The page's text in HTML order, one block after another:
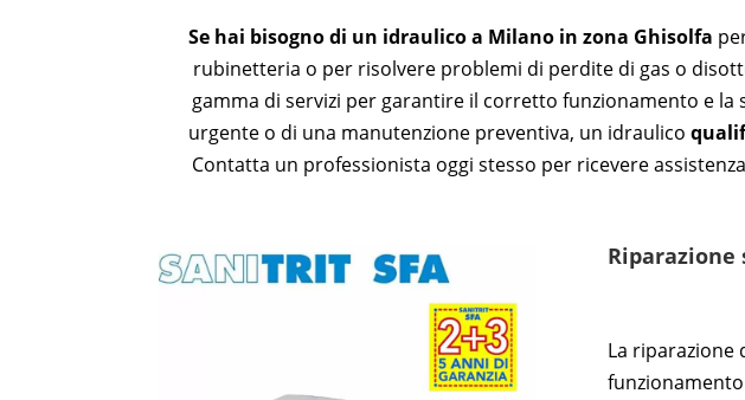
Se hai bisogno di un idraulico a Milano in zona Ghisolfa
rubinetteria o per risolvere problemi di perdite di gas o
gamma di servizi per garantire il corretto funzionamento e la
urgente o di una manutenzione preventiva, un idraulico
Contatta un professionista oggi stesso per ricevere
La riparazione